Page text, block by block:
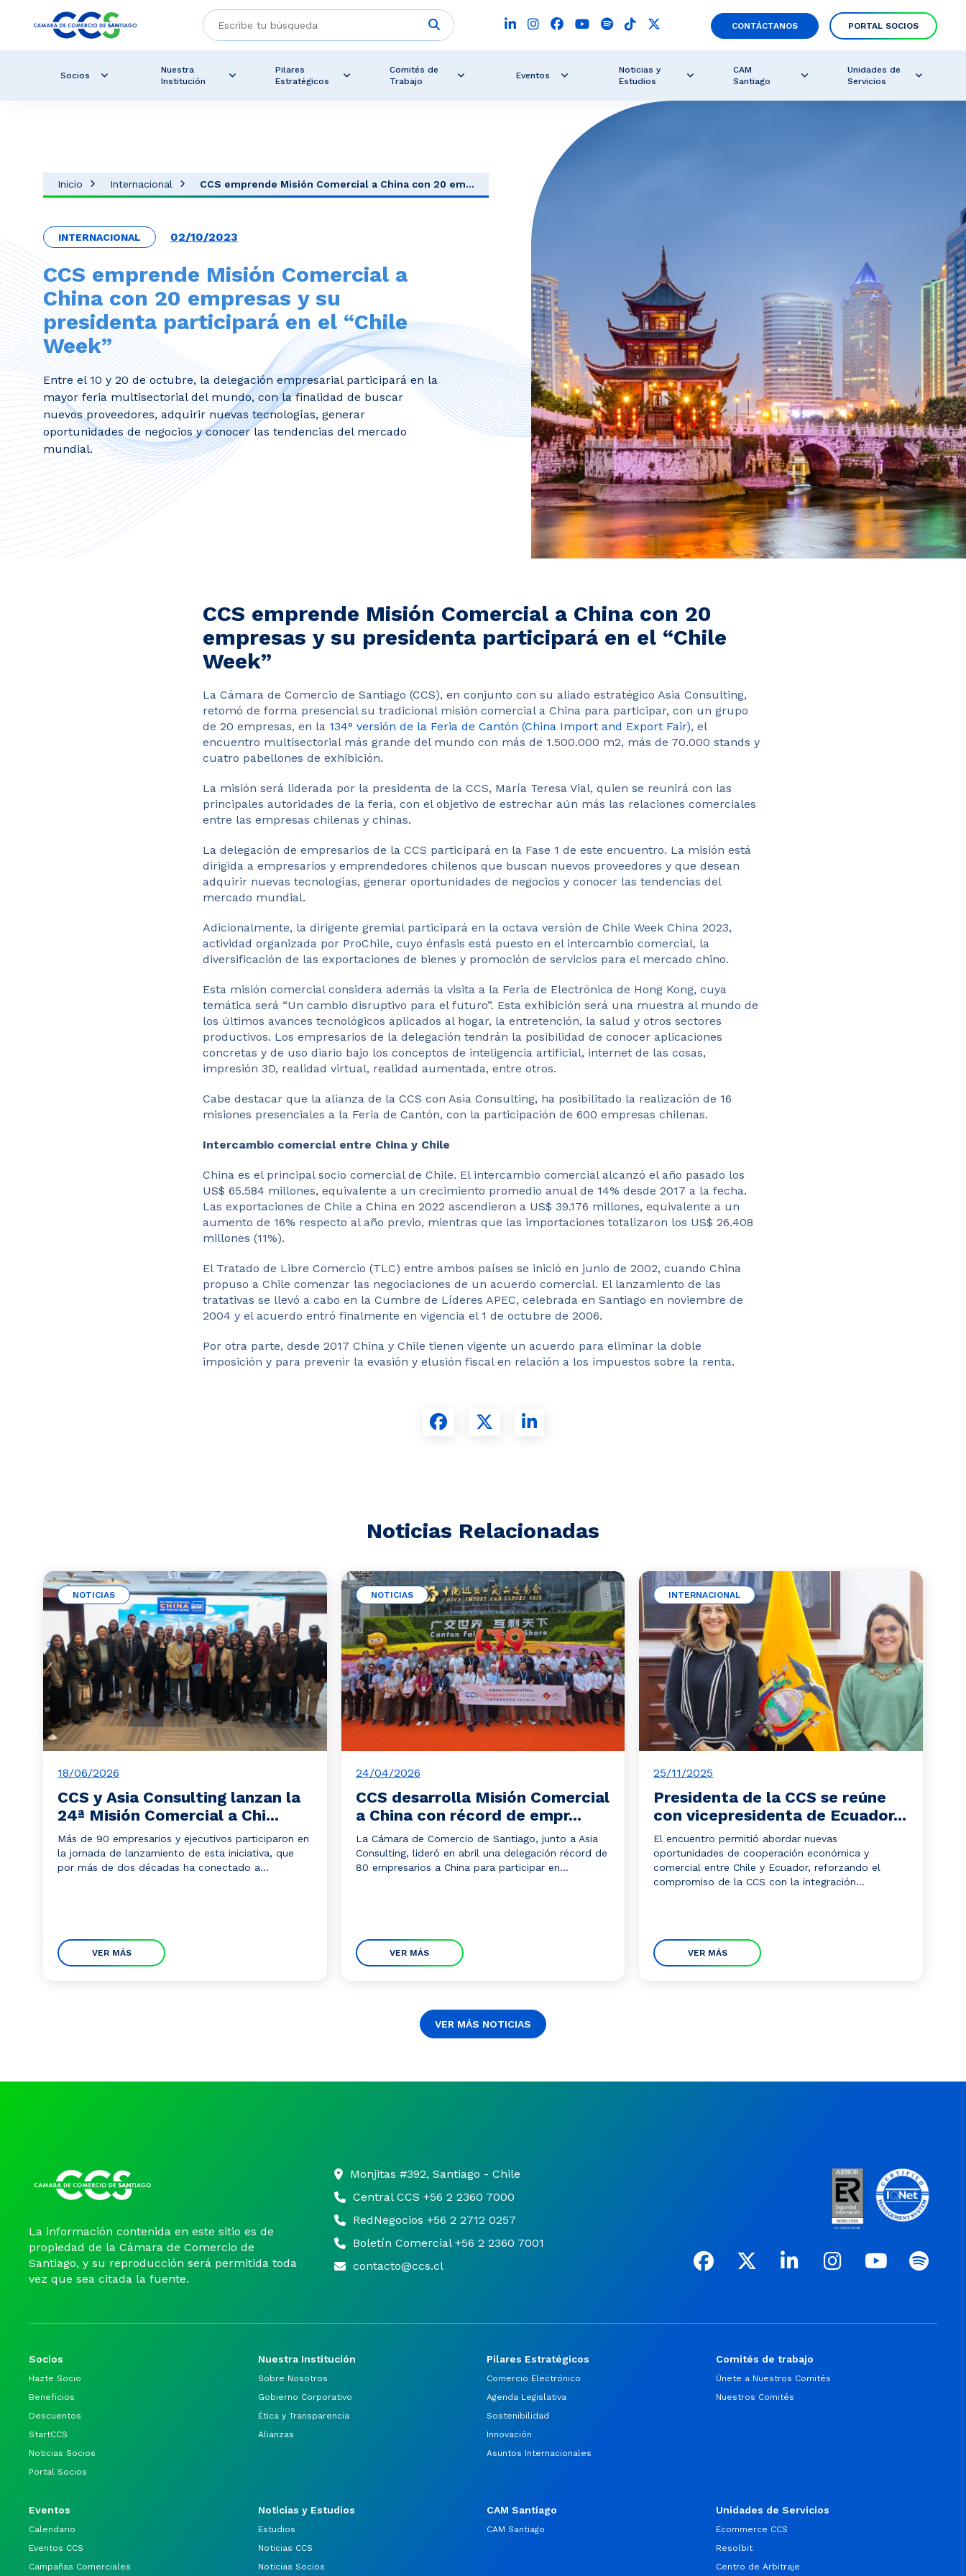
CONTÁCTANOS PORTAL SOCIOS
Socios
Nuestra
Institución
Pilares
Estratégicos
Comités de
Trabajo
Eventos
Noticias y
Estudios
CAM
Santiago
Unidades de
Servicios
Inicio Internacional CCS emprende Misión Comercial a China con 20 em...
INTERNACIONAL 02/10/2023
CCS emprende Misión Comercial a
China con 20 empresas y su
presidenta participará en el “Chile
Week”
Entre el 10 y 20 de octubre, la delegación empresarial participará en la
mayor feria multisectorial del mundo, con la finalidad de buscar
nuevos proveedores, adquirir nuevas tecnologías, generar
oportunidades de negocios y conocer las tendencias del mercado
mundial.
CCS emprende Misión Comercial a China con 20
empresas y su presidenta participará en el “Chile
Week”
La Cámara de Comercio de Santiago (CCS), en conjunto con su aliado estratégico Asia Consulting,
retomó de forma presencial su tradicional misión comercial a China para participar, con un grupo
de 20 empresas, en la 134° versión de la Feria de Cantón (China Import and Export Fair), el
encuentro multisectorial más grande del mundo con más de 1.500.000 m2, más de 70.000 stands y
cuatro pabellones de exhibición.
La misión será liderada por la presidenta de la CCS, María Teresa Vial, quien se reunirá con las
principales autoridades de la feria, con el objetivo de estrechar aún más las relaciones comerciales
entre las empresas chilenas y chinas.
La delegación de empresarios de la CCS participará en la Fase 1 de este encuentro. La misión está
dirigida a empresarios y emprendedores chilenos que buscan nuevos proveedores y que desean
adquirir nuevas tecnologías, generar oportunidades de negocios y conocer las tendencias del
mercado mundial.
Adicionalmente, la dirigente gremial participará en la octava versión de Chile Week China 2023,
actividad organizada por ProChile, cuyo énfasis está puesto en el intercambio comercial, la
diversificación de las exportaciones de bienes y promoción de servicios para el mercado chino.
Esta misión comercial considera además la visita a la Feria de Electrónica de Hong Kong, cuya
temática será “Un cambio disruptivo para el futuro”. Esta exhibición será una muestra al mundo de
los últimos avances tecnológicos aplicados al hogar, la entretención, la salud y otros sectores
productivos. Los empresarios de la delegación tendrán la posibilidad de conocer aplicaciones
concretas y de uso diario bajo los conceptos de inteligencia artificial, internet de las cosas,
impresión 3D, realidad virtual, realidad aumentada, entre otros.
Cabe destacar que la alianza de la CCS con Asia Consulting, ha posibilitado la realización de 16
misiones presenciales a la Feria de Cantón, con la participación de 600 empresas chilenas.
Intercambio comercial entre China y Chile
China es el principal socio comercial de Chile. El intercambio comercial alcanzó el año pasado los
US$ 65.584 millones, equivalente a un crecimiento promedio anual de 14% desde 2017 a la fecha.
Las exportaciones de Chile a China en 2022 ascendieron a US$ 39.176 millones, equivalente a un
aumento de 16% respecto al año previo, mientras que las importaciones totalizaron los US$ 26.408
millones (11%).
El Tratado de Libre Comercio (TLC) entre ambos países se inició en junio de 2002, cuando China
propuso a Chile comenzar las negociaciones de un acuerdo comercial. El lanzamiento de las
tratativas se llevó a cabo en la Cumbre de Líderes APEC, celebrada en Santiago en noviembre de
2004 y el acuerdo entró finalmente en vigencia el 1 de octubre de 2006.
Por otra parte, desde 2017 China y Chile tienen vigente un acuerdo para eliminar la doble
imposición y para prevenir la evasión y elusión fiscal en relación a los impuestos sobre la renta.
Noticias Relacionadas
NOTICIAS
18/06/2026
CCS y Asia Consulting lanzan la
24ª Misión Comercial a Chi...
Más de 90 empresarios y ejecutivos participaron en
la jornada de lanzamiento de esta iniciativa, que
por más de dos décadas ha conectado a...
VER MÁS
NOTICIAS
24/04/2026
CCS desarrolla Misión Comercial
a China con récord de empr...
La Cámara de Comercio de Santiago, junto a Asia
Consulting, lideró en abril una delegación récord de
80 empresarios a China para participar en...
VER MÁS
INTERNACIONAL
25/11/2025
Presidenta de la CCS se reúne
con vicepresidenta de Ecuador...
El encuentro permitió abordar nuevas
oportunidades de cooperación económica y
comercial entre Chile y Ecuador, reforzando el
compromiso de la CCS con la integración...
VER MÁS
VER MÁS NOTICIAS
La información contenida en este sitio es de
propiedad de la Cámara de Comercio de
Santiago, y su reproducción será permitida toda
vez que sea citada la fuente.
Monjitas #392, Santiago - Chile
Central CCS +56 2 2360 7000
RedNegocios +56 2 2712 0257
Boletín Comercial +56 2 2360 7001
contacto@ccs.cl
Socios
Hazte Socio
Beneficios
Descuentos
StartCCS
Noticias Socios
Portal Socios
Nuestra Institución
Sobre Nosotros
Gobierno Corporativo
Ética y Transparencia
Alianzas
Pilares Estratégicos
Comercio Electrónico
Agenda Legislativa
Sostenibilidad
Innovación
Asuntos Internacionales
Comités de trabajo
Únete a Nuestros Comités
Nuestros Comités
Eventos
Calendario
Eventos CCS
Campañas Comerciales
Noticias y Estudios
Estudios
Noticias CCS
Noticias Socios
CAM Santiago
CAM Santiago
Unidades de Servicios
Ecommerce CCS
Resolbit
Centro de Arbitraje